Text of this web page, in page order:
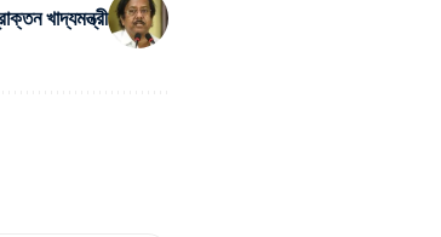
খাদ্যমন্ত্রী